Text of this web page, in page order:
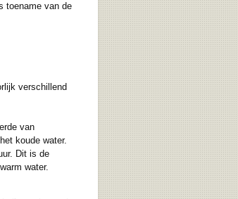
toename van de
verschillend
van
koude water.
Dit is de
water.